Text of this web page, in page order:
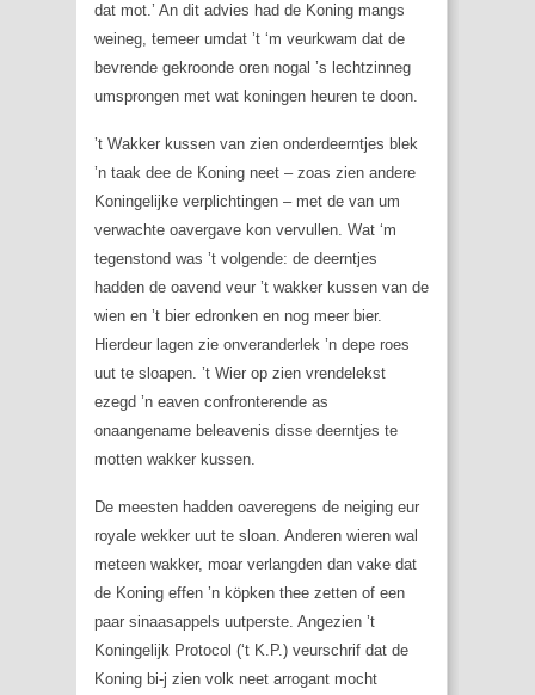
dat mot.’ An dit advies had de Koning mangs
weineg, temeer umdat ’t ‘m veurkwam dat de
bevrende gekroonde oren nogal ’s lechtzinneg
umsprongen met wat koningen heuren te doon.
’t Wakker kussen van zien onderdeerntjes blek
’n taak dee de Koning neet – zoas zien andere
Koningelijke verplichtingen – met de van um
verwachte oavergave kon vervullen. Wat ‘m
tegenstond was ’t volgende: de deerntjes
hadden de oavend veur ’t wakker kussen van de
wien en ’t bier edronken en nog meer bier.
Hierdeur lagen zie onveranderlek ’n depe roes
uut te sloapen. ’t Wier op zien vrendelekst
ezegd ’n eaven confronterende as
onaangename beleavenis disse deerntjes te
motten wakker kussen.
De meesten hadden oaveregens de neiging eur
royale wekker uut te sloan. Anderen wieren wal
meteen wakker, moar verlangden dan vake dat
de Koning effen ’n köpken thee zetten of een
paar sinaasappels uutperste. Angezien ’t
Koningelijk Protocol (‘t K.P.) veurschrif dat de
Koning bi-j zien volk neet arrogant mocht